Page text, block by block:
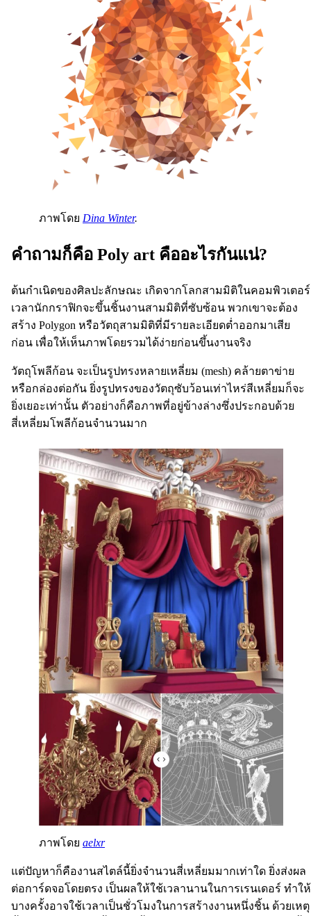
ภาพโดย Dina Winter.
คำถามก็คือ Poly art คืออะไรกันแน่?
ต้นกำเนิดของศิลปะลักษณะ เกิดจากโลกสามมิติในคอมพิวเตอร์
เวลานักกราฟิกจะขึ้นชิ้นงานสามมิติที่ซับซ้อน พวกเขาจะต้อง
สร้าง Polygon หรือวัตถุสามมิติที่มีรายละเอียดต่ำออกมาเสีย
ก่อน เพื่อให้เห็นภาพโดยรวมได้ง่ายก่อนขึ้นงานจริง
วัตถุโพลีก้อน จะเป็นรูปทรงหลายเหลี่ยม (mesh) คล้ายตาข่าย
หรือกล่องต่อกัน ยิ่งรูปทรงของวัตถุซับว้อนเท่าไหร่สีเหลี่ยมก็จะ
ยิ่งเยอะเท่านั้น ตัวอย่างก็คือภาพที่อยู่ข้างล่างซึ่งประกอบด้วย
สี่เหลี่ยมโพลีก้อนจำนวนมาก
ภาพโดย aelxr
แต่ปัญหาก็คืองานสไตล์นี้ยิ่งจำนวนสี่เหลี่ยมมากเท่าใด ยิ่งส่งผล
ต่อการ์ดจอโดยตรง เป็นผลให้ใช้เวลานานในการเรนเดอร์ ทำให้
บางครั้งอาจใช้เวลาเป็นชั่วโมงในการสร้างงานหนึ่งชิ้น ด้วยเหตุ